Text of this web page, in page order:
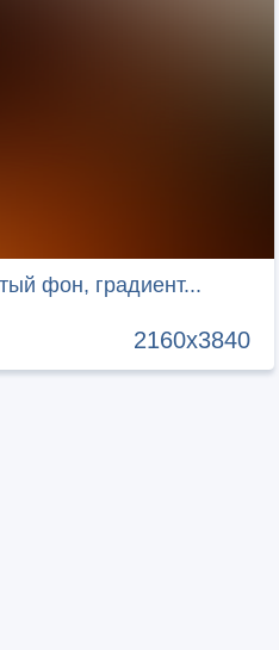
фон, градиент...
2160x3840